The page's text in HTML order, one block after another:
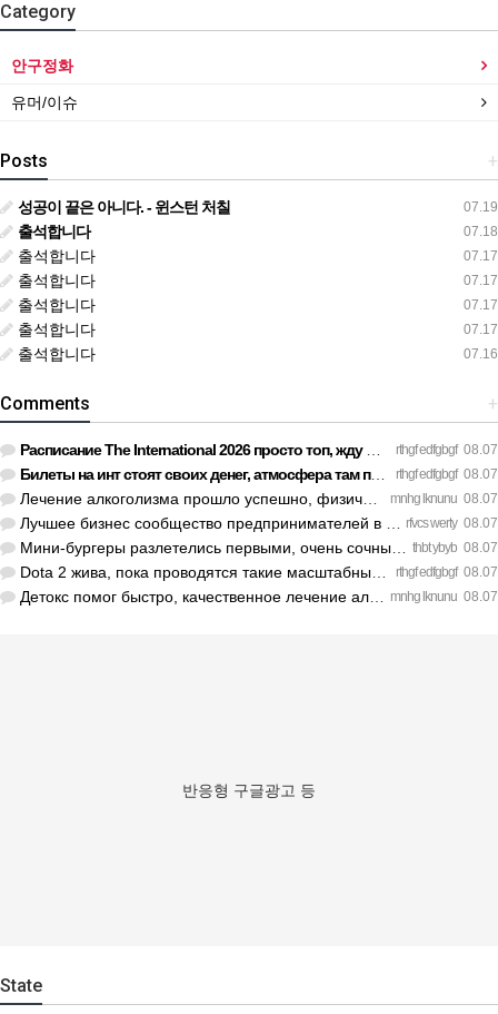
Category
안구정화
유머/이슈
+
Posts
07.19
성공이 끝은 아니다. - 윈스턴 처칠
07.18
출석합니다
07.17
출석합니다
07.17
출석합니다
07.17
출석합니다
07.17
출석합니다
07.16
출석합니다
+
Comments
rthgf edfgbgf 08.07
Расписание The International 2026 просто топ, жду финал! htt…
rthgf edfgbgf 08.07
Билеты на инт стоят своих денег, атмосфера там просто непере…
mnhg lknunu 08.07
Лечение алкоголизма прошло успешно, физической тяги больше н…
rfvcs werty 08.07
Лучшее бизнес сообщество предпринимателей в Санкт-Петербурге…
thbt ybyb 08.07
Мини-бургеры разлетелись первыми, очень сочные. https://inte…
rthgf edfgbgf 08.07
Dota 2 жива, пока проводятся такие масштабные турниры. https…
mnhg lknunu 08.07
Детокс помог быстро, качественное лечение алкоголизма Санкт-…
반응형 구글광고 등
State